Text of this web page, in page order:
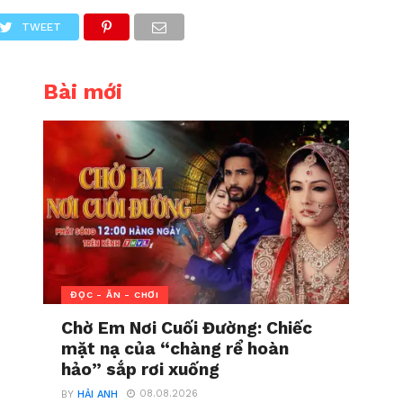
TWEET
Bài mới
ĐỌC - ĂN - CHƠI
Chờ Em Nơi Cuối Đường: Chiếc
mặt nạ của “chàng rể hoàn
hảo” sắp rơi xuống
BYHẢI ANH 08.08.2026